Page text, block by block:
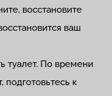
восстановите
ваш
туалет. По времени
к